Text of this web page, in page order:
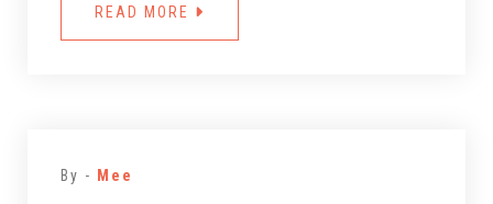
READ MORE
By - Mee